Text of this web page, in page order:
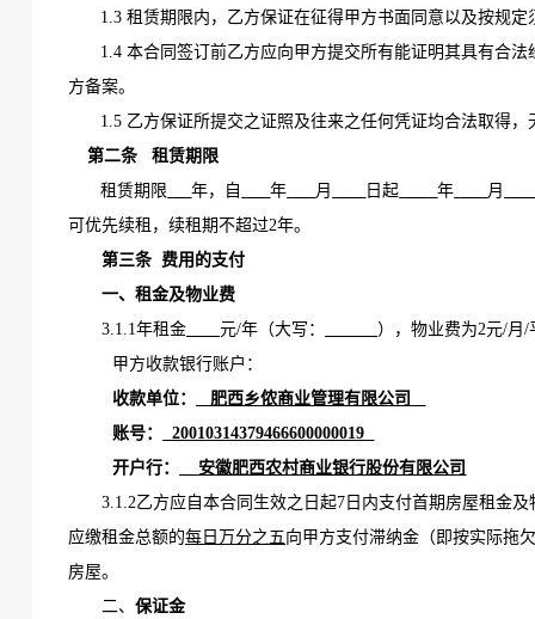
1.3 租赁期限内，乙方保证在征得甲方书面同意以及按规
1.4 本合同签订前乙方应向甲方提交所有能证明其具有合
方备案。
1.5 乙方保证所提交之证照及往来之任何凭证均合法取得
第二条
租赁期限
租赁期限
年，自 年 月 日起 年
月
可优先续租，续租期不超过2年。
第三条 费用的支付
一、租金及物业费
3.1.1年租 金 元/年 （大写： ） ， 物业费为2元/月/
甲方收款银行账户：
收款单位：
肥西乡侬商业管理有限公司
账号：
20010314379466600000019
开户行：
安徽肥西农村商业银行股份有限公司
3.1.2乙方应 自本合同生效之日起7 日 内支付首期 房屋租金及
应缴租金总额的每日 万分之五向甲方支付滞纳金（即按实际拖
房屋。
二、 保证金